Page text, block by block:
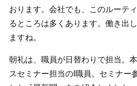
おります。会社でも、このルーテ
るところは多くあります。働き出
ますね。
朝礼は、職員が日替わりで担当。
スセミナー担当のI職員。セミナー